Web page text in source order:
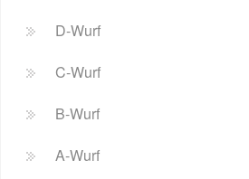
D-Wurf
C-Wurf
B-Wurf
A-Wurf